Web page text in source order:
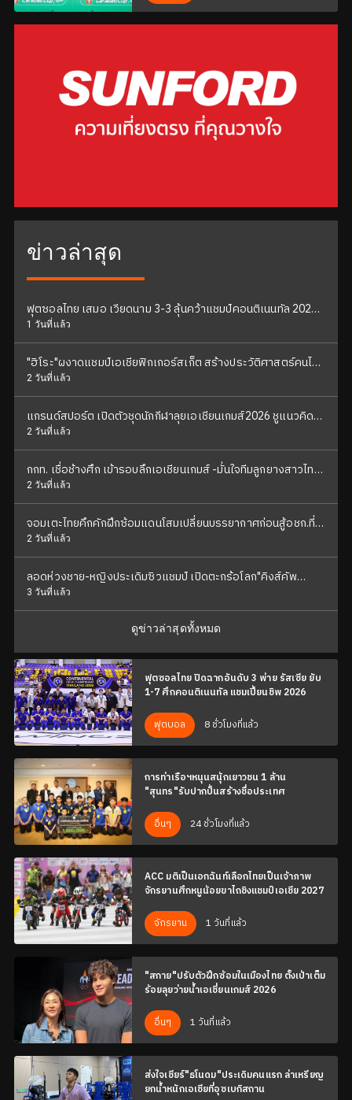
ข่าวล่าสุด
ฟุตซอลไทย เสมอ เวียดนาม 3-3 ลุ้นคว้าแชมป์คอนติเนนทัล 2026
นัดสุดท้าย
1 วันที่แล้ว
"ฮิโระ"ผงาดแชมป์เอเชียฟิกเกอร์สเก็ต สร้างประวัติศาสตร์คนไทย
คนแรก
2 วันที่แล้ว
แกรนด์สปอร์ต เปิดตัวชุดนักกีฬาลุยเอเชียนเกมส์2026 ชูแนวคิด
"สายใยแห่งจิตวิญญาณ ถักทอเป็นหนึ่งเดียว"
2 วันที่แล้ว
กกท. เชื่อช้างศึก เข้ารอบลึกเอเชียนเกมส์ -มั่นใจทีมลูกยางสาวไทย
คว้าเหรียญกลับบ้าน
2 วันที่แล้ว
จอมเตะไทยคึกคักฝึกซ้อมแดนโสมเปลี่ยนบรรยากาศก่อนสู้อชก.ที่
ญี่ปุ่น
2 วันที่แล้ว
ลอดห่วงชาย-หญิงประเดิมซิวแชมป์ เปิดตะกร้อโลก"คิงส์คัพ
2026"
3 วันที่แล้ว
ดูข่าวล่าสุดทั้งหมด
ฟุตซอลไทย ปิดฉากอันดับ 3 พ่าย รัสเซีย ยับ
1-7 ศึกคอนติเนนทัล แชมเปี้ยนชิพ 2026
ฟุตบอล 8 ชั่วโมงที่แล้ว
การท่าเรือฯหนุนสนุ้กเยาวชน 1 ล้าน
"สุนทร"รับปากปั้นสร้างชื่อประเทศ
อื่นๆ 24 ชั่วโมงที่แล้ว
ACC มติเป็นเอกฉันท์เลือกไทยเป็นเจ้าภาพ
จักรยานศึกหนูน้อยขาไถชิงแชมป์เอเชีย 2027
จักรยาน 1 วันที่แล้ว
"สกาย"ปรับตัวฝึกซ้อมในเมืองไทย ตั้งเป้าเต็ม
ร้อยลุยว่ายน้ำเอเชี่ยนเกมส์ 2026
อื่นๆ 1 วันที่แล้ว
ส่งใจเชียร์"ธโนดม"ประเดิมคนแรก ล่าเหรียญ
ยกน้ำหนักเอเชียที่อุซเบกิสถาน